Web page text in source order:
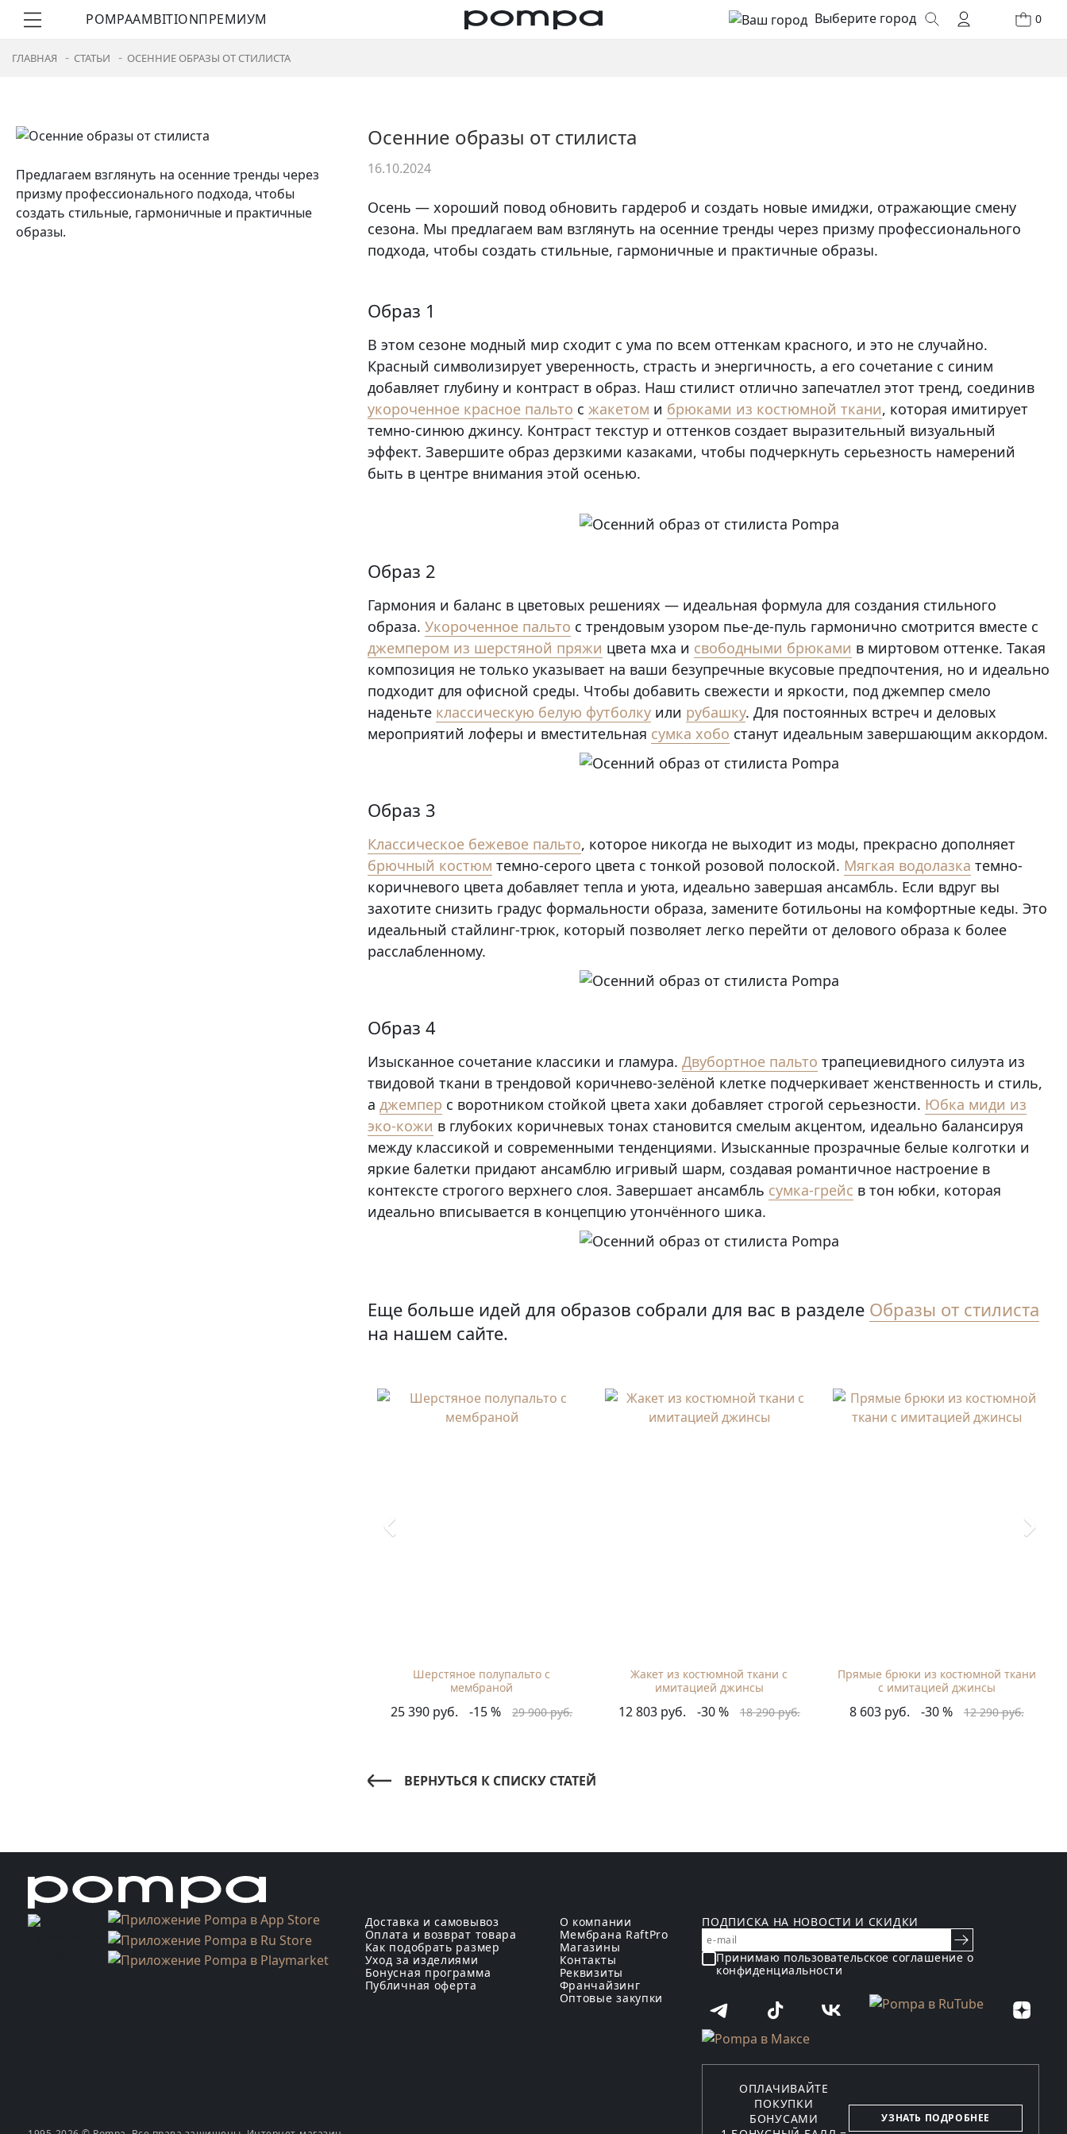
POMPAAMBITIONПРЕМИУМ Выберите город 0
ГЛАВНАЯ СТАТЬИ ОСЕННИЕ ОБРАЗЫ ОТ СТИЛИСТА
Предлагаем взглянуть на осенние тренды через
призму профессионального подхода, чтобы
создать стильные, гармоничные и практичные
образы.
Осенние образы от стилиста
16.10.2024
Осень — хороший повод обновить гардероб и создать новые имиджи, отражающие смену
сезона. Мы предлагаем вам взглянуть на осенние тренды через призму профессионального
подхода, чтобы создать стильные, гармоничные и практичные образы.
Образ 1
В этом сезоне модный мир сходит с ума по всем оттенкам красного, и это не случайно.
Красный символизирует уверенность, страсть и энергичность, а его сочетание с синим
добавляет глубину и контраст в образ. Наш стилист отлично запечатлел этот тренд, соединив
укороченное красное пальто сжакетом и брюками из костюмной ткани, которая имитирует
темно-синюю джинсу. Контраст текстур и оттенков создает выразительный визуальный
эффект. Завершите образ дерзкими казаками, чтобы подчеркнуть серьезность намерений
быть в центре внимания этой осенью.
Образ 2
Гармония и баланс в цветовых решениях — идеальная формула для создания стильного
образа.Укороченное пальто с трендовым узором пье-де-пуль гармонично смотрится вместе с
джемпером из шерстяной пряжи цвета мха и свободными брюками в миртовом оттенке. Такая
композиция не только указывает на ваши безупречные вкусовые предпочтения, но и идеально
подходит для офисной среды. Чтобы добавить свежести и яркости, под джемпер смело
наденьте классическую белую футболку или рубашку. Для постоянных встреч и деловых
мероприятий лоферы и вместительная сумка хобо станут идеальным завершающим аккордом.
Образ 3
Классическое бежевое пальто, которое никогда не выходит из моды, прекрасно дополняет
брючный костюм темно-серого цвета с тонкой розовой полоской. Мягкая водолазка темно-
коричневого цвета добавляет тепла и уюта, идеально завершая ансамбль. Если вдруг вы
захотите снизить градус формальности образа, замените ботильоны на комфортные кеды. Это
идеальный стайлинг-трюк, который позволяет легко перейти от делового образа к более
расслабленному.
Образ 4
Изысканное сочетание классики и гламура.Двубортное пальто трапециевидного силуэта из
твидовой ткани в трендовой коричнево-зелёной клетке подчеркивает женственность и стиль,
аджемпер с воротником стойкой цвета хаки добавляет строгой серьезности. Юбка миди из
эко-кожи в глубоких коричневых тонах становится смелым акцентом, идеально балансируя
между классикой и современными тенденциями. Изысканные прозрачные белые колготки и
яркие балетки придают ансамблю игривый шарм, создавая романтичное настроение в
контексте строгого верхнего слоя. Завершает ансамбль сумка-грейс в тон юбки, которая
идеально вписывается в концепцию утончённого шика.
Еще больше идей для образов собрали для вас в разделе Образы от стилиста
на нашем сайте.
Шерстяное полупальто с
мембраной
25 390 руб. -15 % 29 900 руб.
Жакет из костюмной ткани с
имитацией джинсы
12 803 руб. -30 % 18 290 руб.
Прямые брюки из костюмной ткани
с имитацией джинсы
8 603 руб. -30 % 12 290 руб.
ВЕРНУТЬСЯ К СПИСКУ СТАТЕЙ
Доставка и самовывоз
Оплата и возврат товара
Как подобрать размер
Уход за изделиями
Бонусная программа
Публичная оферта
О компании
Мембрана RaftPro
Магазины
Контакты
Реквизиты
Франчайзинг
Оптовые закупки
ПОДПИСКА НА НОВОСТИ И СКИДКИ
Принимаю пользовательскоесоглашение о
конфиденциальности
ОПЛАЧИВАЙТЕ
ПОКУПКИ
БОНУСАМИ
УЗНАТЬ ПОДРОБНЕЕ